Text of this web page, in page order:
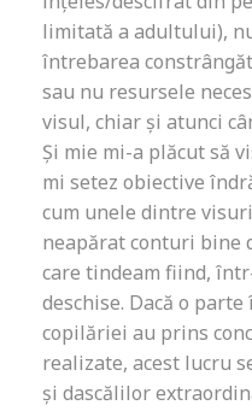
limitată a adultului),
întrebarea
sau nu resursele
visul, chiar și atunci
Și mie mi-a plăcut să
mi setez obiective
cum unele dintre
neapărat conturi bine
care tindeam fiind,
deschise. Dacă o
copilăriei au prins
realizate, acest lucru
și dascălilor